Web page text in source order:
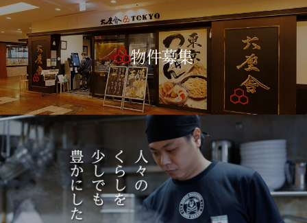
物件募集